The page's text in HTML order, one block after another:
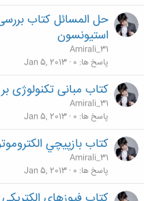
استیونسون
Amirali_31
پاسخ ها 0
Jan 5, 2013
کتاب مبانی تکنولوژی
Amirali_31
پاسخ ها 0
Jan 5, 2013
کتاب بازپيچي
Amirali_31
پاسخ ها 0
Jan 5, 2013